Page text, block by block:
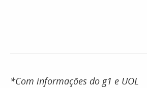
*Com informações do g1 e UOL